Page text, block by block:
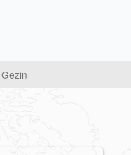
Gezin